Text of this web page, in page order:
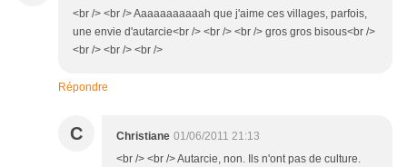
<br /> <br /> Aaaaaaaaaaah que j'aime ces villages, parfois,
une envie d'autarcie<br /> <br /> <br /> gros gros bisous<br />
<br /> <br /> <br />
Répondre
C Christiane 01/06/2011 21:13
<br /> <br /> Autarcie, non. Ils n'ont pas de culture.